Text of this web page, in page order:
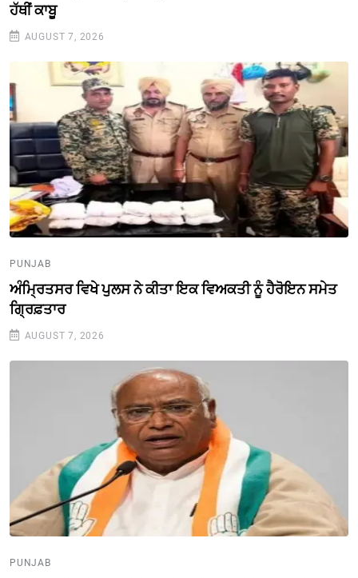
ਹੱਥੀਂ ਕਾਬੂ
AUGUST 7, 2026
PUNJAB
ਅੰਮ੍ਰਿਤਸਰ ਵਿਖੇ ਪੁਲਸ ਨੇ ਕੀਤਾ ਇਕ ਵਿਅਕਤੀ ਨੂੰ ਹੈਰੋਇਨ ਸਮੇਤ
ਗ੍ਰਿਫ਼ਤਾਰ
AUGUST 7, 2026
PUNJAB